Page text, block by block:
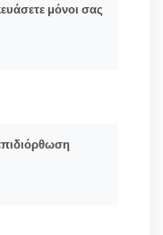
μόνοι σας